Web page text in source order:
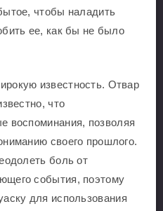
чтобы наладить
ее, как бы не было
известность. Отвар
что
воспоминания, позволяя
своего прошлого.
боль от
события, поэтому
для использования